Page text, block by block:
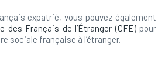
expatrié, vous pouvez également
des Français de l’Étranger (CFE)pour
sociale française à l’étranger.